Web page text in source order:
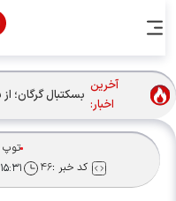
آخرین
اخبار:
بسکتبال گرگان؛ از
توپ و
کد خبر :۴۶ ۱۵:۳۱